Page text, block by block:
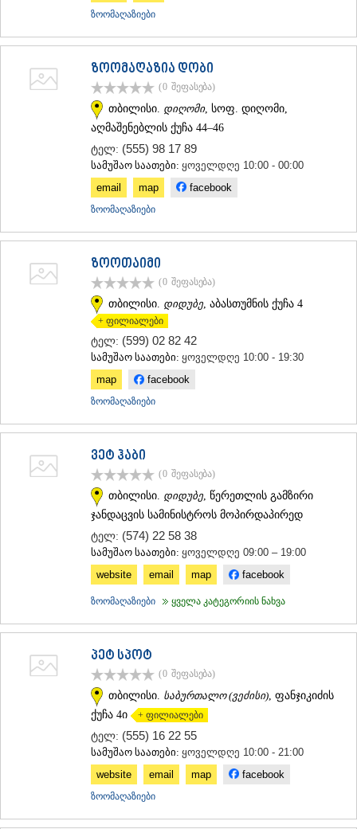
ზოომაღაზიები
ზოომაღაზია დობი
(0 შეფასება)
თბილისი. დიღომი, სოფ. დიღომი,
აღმაშენებლის ქუჩა 44–46
ტელ: (555) 98 17 89
სამუშაო საათები: ყოველდღე 10:00 - 00:00
email
map facebook
ზოომაღაზიები
ზოოთაიმი
(0 შეფასება)
თბილისი. დიდუბე , აბასთუმნის ქუჩა 4
+ ფილიალები
ტელ: (599) 02 82 42
სამუშაო საათები: ყოველდღე 10:00 - 19:30
map
facebook
ზოომაღაზიები
ვეტ ჰაბი
(0 შეფასება)
თბილისი. დიდუბე , წერეთლის გამზირი
ჯანდაცვის სამინისტროს მოპირდაპირედ
ტელ: (574) 22 58 38
სამუშაო საათები: ყოველდღე 09:00 – 19:00
website
email map facebook
ზოომაღაზიები ყველა კატეგორიის ნახვა
პეტ სპოტ
(0 შეფასება)
თბილისი. საბურთალო (ვეძისი) , ფანჯიკიძის
ქუჩა 4ი + ფილიალები
ტელ: (555) 16 22 55
სამუშაო საათები: ყოველდღე 10:00 - 21:00
website
email map facebook
ზოომაღაზიები